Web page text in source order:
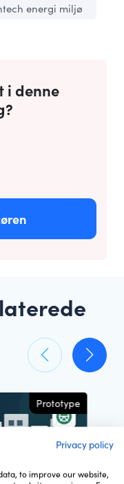
energi miljø
i denne
Prototype
Privacy policy
to improve our website,